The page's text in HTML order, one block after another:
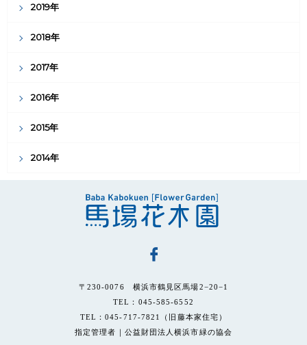
2019年
2018年
2017年
2016年
2015年
2014年
〒230-0076 横浜市鶴見区馬場2−20−1
TEL：045-585-6552
TEL：045-717-7821（旧藤本家住宅）
指定管理者｜公益財団法人横浜市緑の協会